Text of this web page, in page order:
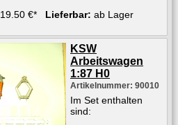
19.50 €* Lieferbar: ab Lager
KSW
Arbeitswagen
1:87 H0
Artikelnummer: 90010
Im Set enthalten
sind: